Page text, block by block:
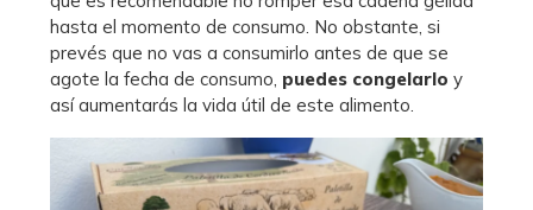
hasta el momento de consumo. No obstante, si
prevés que no vas a consumirlo antes de que se
agote la fecha de consumo, puedes congelarlo y
así aumentarás la vida útil de este alimento.